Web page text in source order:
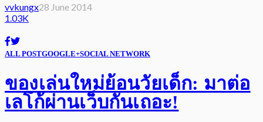
vvkungx28 June 2014
1.03K
ALL POSTGOOGLE+SOCIAL NETWORK
ของเล่นใหม่ย้อนวัยเด็ก: มาต่อ
เลโก้ผ่านเว็บกันเถอะ!